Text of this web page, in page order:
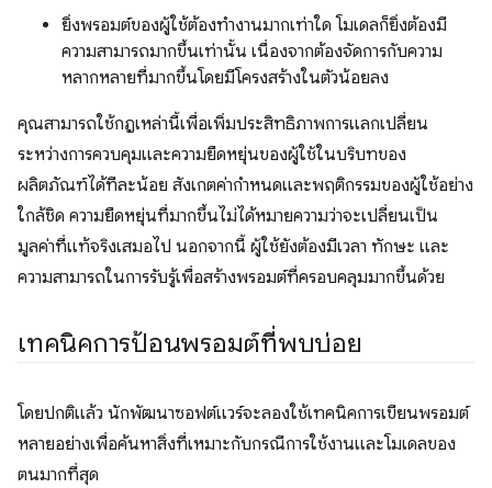
ยิ่งพรอมต์ของผู้ใช้ต้องทำงานมากเท่าใด โมเดลก็ยิ่งต้องมี
ความสามารถมากขึ้นเท่านั้น เนื่องจากต้องจัดการกับความ
หลากหลายที่มากขึ้นโดยมีโครงสร้างในตัวน้อยลง
คุณสามารถใช้กฎเหล่านี้เพื่อเพิ่มประสิทธิภาพการแลกเปลี่ยน
ระหว่างการควบคุมและความยืดหยุ่นของผู้ใช้ในบริบทของ
ผลิตภัณฑ์ได้ทีละน้อย สังเกตค่ากำหนดและพฤติกรรมของผู้ใช้อย่าง
ใกล้ชิด ความยืดหยุ่นที่มากขึ้นไม่ได้หมายความว่าจะเปลี่ยนเป็น
มูลค่าที่แท้จริงเสมอไป นอกจากนี้ ผู้ใช้ยังต้องมีเวลา ทักษะ และ
ความสามารถในการรับรู้เพื่อสร้างพรอมต์ที่ครอบคลุมมากขึ้นด้วย
เทคนิคการป้อนพรอมต์ที่พบบ่อย
โดยปกติแล้ว นักพัฒนาซอฟต์แวร์จะลองใช้เทคนิคการเขียนพรอมต์
หลายอย่างเพื่อค้นหาสิ่งที่เหมาะกับกรณีการใช้งานและโมเดลของ
ตนมากที่สุด